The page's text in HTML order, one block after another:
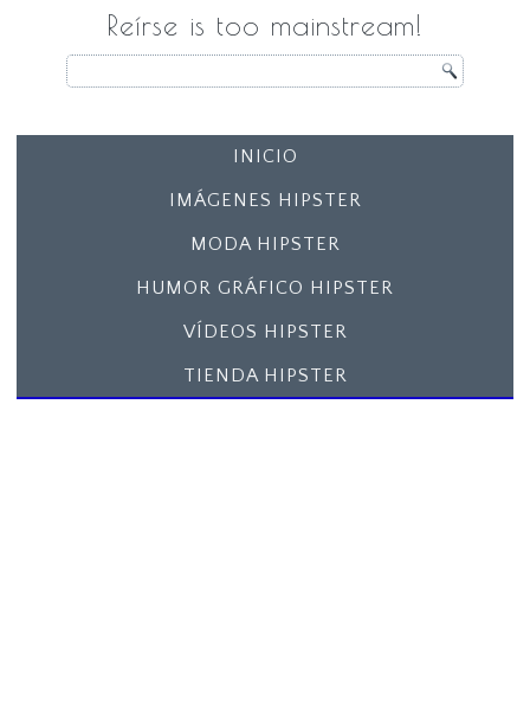
Reírse is too mainstream!
INICIO
IMÁGENES HIPSTER
MODA HIPSTER
HUMOR GRÁFICO HIPSTER
VÍDEOS HIPSTER
TIENDA HIPSTER